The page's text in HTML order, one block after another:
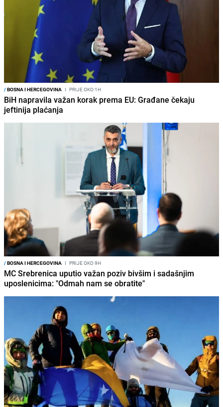
/BOSNA I HERCEGOVINA I PRIJE OKO 1H
BiH napravila važan korak prema EU: Građane čekaju
jeftinija plaćanja
/BOSNA I HERCEGOVINA I PRIJE OKO 9H
MC Srebrenica uputio važan poziv bivšim i sadašnjim
uposlenicima: "Odmah nam se obratite"